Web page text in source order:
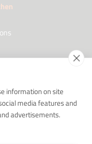
information on site
media features and
advertisements.